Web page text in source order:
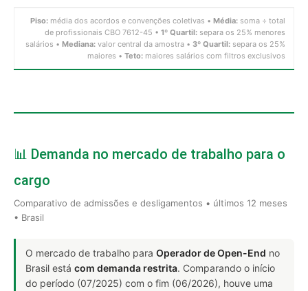
Piso: média dos acordos e convenções coletivas • Média: soma ÷ total
de profissionais CBO 7612-45 • 1º Quartil: separa os 25% menores
salários • Mediana: valor central da amostra • 3º Quartil: separa os 25%
maiores • Teto: maiores salários com filtros exclusivos
📊 Demanda no mercado de trabalho para o
cargo
Comparativo de admissões e desligamentos • últimos 12 meses
• Brasil
O mercado de trabalho para Operador de Open-End no
Brasil está com demanda restrita. Comparando o início
do período (07/2025) com o fim (06/2026), houve uma